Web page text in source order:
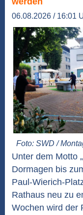
06.08.2026 / 16:01
Foto: SWD /
Unter dem Motto
Dormagen bis
Paul-Wierich-
Rathaus neu zu
Wochen wird der